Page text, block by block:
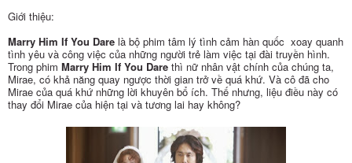
Giới thiệu:
Marry Him If You Dare là bộ phim tâm lý tình cảm hàn quốc xoay quanh
tình yêu và công việc của những người trẻ làm việc tại đài truyền hình.
Trong phim Marry Him If You Dare thì nữ nhân vật chính của chúng ta,
Mirae, có khả năng quay ngược thời gian trở về quá khứ. Và cô đã cho
Mirae của quá khứ những lời khuyên bổ ích. Thế nhưng, liệu điều này có
thay đổi Mirae của hiện tại và tương lai hay không?